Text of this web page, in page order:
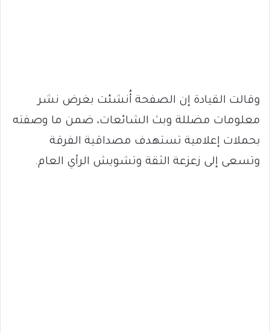
وقالت القيادة إن الصفحة أُنشئت بغرض نشر
معلومات مضللة وبث الشائعات، ضمن ما وصفته
بحملات إعلامية تستهدف مصداقية الفرقة
وتسعى إلى زعزعة الثقة وتشويش الرأي العام.